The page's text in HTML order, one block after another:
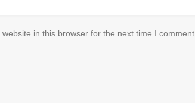
in this browser for the next time I comment.